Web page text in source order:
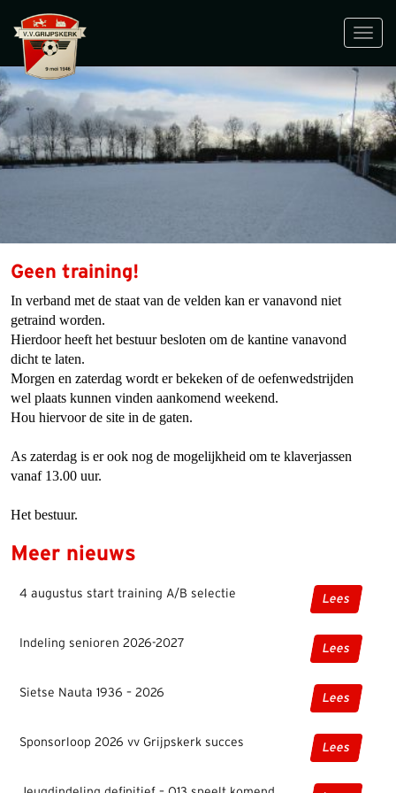
Geen training!
In verband met de staat van de velden kan er vanavond niet
getraind worden.
Hierdoor heeft het bestuur besloten om de kantine vanavond
dicht te laten.
Morgen en zaterdag wordt er bekeken of de oefenwedstrijden
wel plaats kunnen vinden aankomend weekend.
Hou hiervoor de site in de gaten.
As zaterdag is er ook nog de mogelijkheid om te klaverjassen
vanaf 13.00 uur.
Het bestuur.
Meer nieuws
4 augustus start training A/B selectie Lees
Indeling senioren 2026-2027 Lees
Sietse Nauta 1936 – 2026 Lees
Sponsorloop 2026 vv Grijpskerk succes Lees